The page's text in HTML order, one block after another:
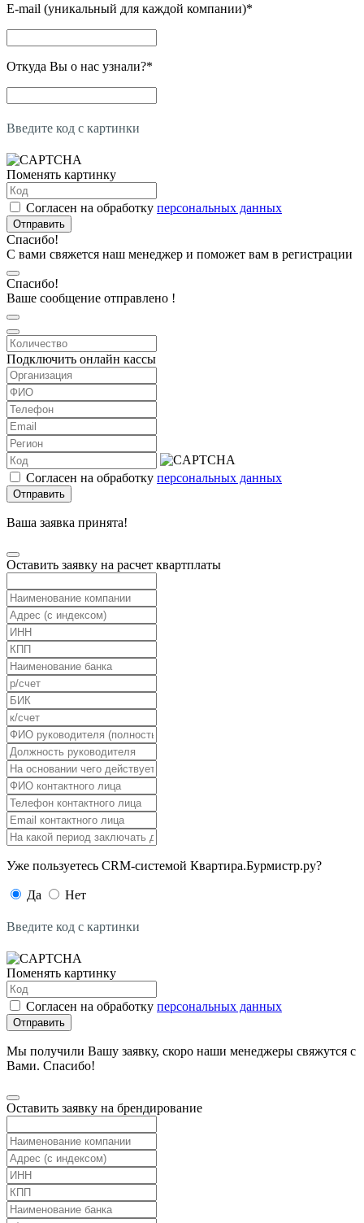
E-mail (уникальный для каждой компании)*
Откуда Вы о нас узнали?*
Введите код с картинки
Поменять картинку
Согласен на обработку персональных данных
Отправить
Спасибо!
С вами свяжется наш менеджер и поможет вам в регистрации
Спасибо!
Ваше сообщение отправлено !
Подключить онлайн кассы
Согласен на обработку персональных данных
Отправить
Ваша заявка принята!
Оставить заявку на расчет квартплаты
Уже пользуетесь CRM-системой Квартира.Бурмистр.ру?
Да Нет
Введите код с картинки
Поменять картинку
Согласен на обработку персональных данных
Отправить
Мы получили Вашу заявку, скоро наши менеджеры свяжутся с
Вами. Спасибо!
Оставить заявку на брендирование